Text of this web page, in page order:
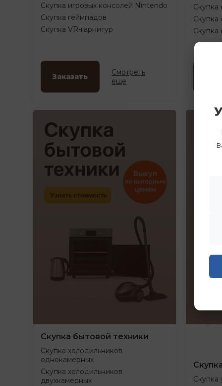
Скупка игровых консолей Nintendo
Скупка геймпадов
Скупка VR-гарнитур
Заказать
Смотреть
еще
Скупка
Скупка
Скупка
Скупка бытовой техники
Скупка холодильников
однокамерных
Скупка холодильников
двухкамерных
Скупка